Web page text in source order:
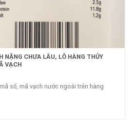
NẶNG CHƯA LÂU, LÔ HÀNG THỦY
VẠCH
số, mã vạch nước ngoài trên hàng